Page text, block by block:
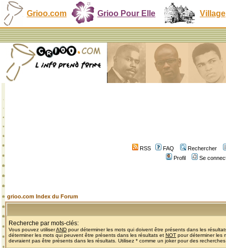
Grioo.com Grioo Pour Elle Village
RSS FAQ
Rechercher
Profil
Se
grioo.com Index du Forum
Recherche par mots-clés:
Vous pouvez utiliserAND pour déterminer les mots qui doivent être présents dans les
déterminer les mots qui peuvent être présents dans les résultats et NOT pour déterminer les
devraient pas être présents dans les résultats. Utilisez * comme un joker pour des